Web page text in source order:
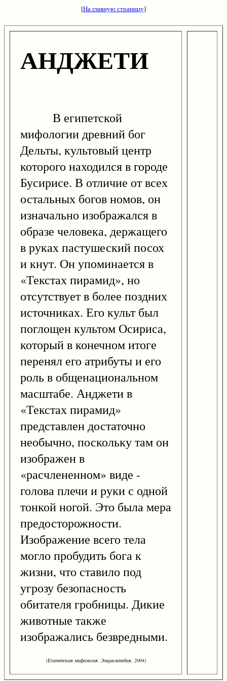
[На главную страницу]
АНДЖЕТИ
В египетской
мифологии древний бог
Дельты, культовый центр
которого находился в городе
Бусирисе. В отличие от всех
остальных богов номов, он
изначально изображался в
образе человека, держащего
в руках пастушеский посох
и кнут. Он упоминается в
«Текстах пирамид», но
отсутствует в более поздних
источниках. Его культ был
поглощен культом Осириса,
который в конечном итоге
перенял его атрибуты и его
роль в общенациональном
масштабе. Анджети в
«Текстах пирамид»
представлен достаточно
необычно, поскольку там он
изображен в
«расчлененном» виде -
голова плечи и руки с одной
тонкой ногой. Это была мера
предосторожности.
Изображение всего тела
могло пробудить бога к
жизни, что ставило под
угрозу безопасность
обитателя гробницы. Дикие
животные также
изображались безвредными.
(Египетская мифология: Энциклопедия. 2004)